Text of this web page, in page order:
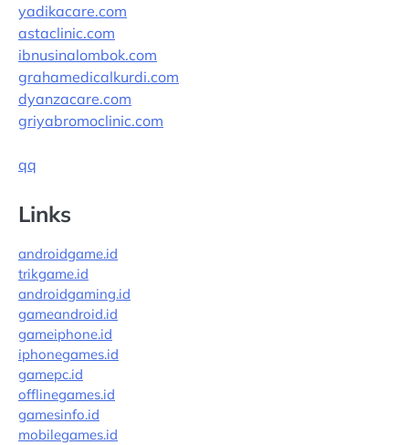
yadikacare.com
astaclinic.com
ibnusinalombok.com
grahamedicalkurdi.com
dyanzacare.com
griyabromoclinic.com
qq
Links
androidgame.id
trikgame.id
androidgaming.id
gameandroid.id
gameiphone.id
iphonegames.id
gamepc.id
offlinegames.id
gamesinfo.id
mobilegames.id